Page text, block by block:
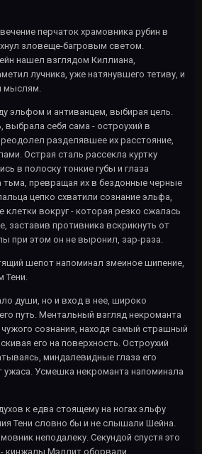
перчаток храмовника рубин в
зловеще-багровым светом.
нашел взглядом Киллиана,
лучника, уже натянувшего тетиву, и
мыслям.
эльфом и антиванцем, выбирая цель.
выбрала себя сама - остроухий в
разделявшее их расстояние,
Острая сталь рассекла куртку
в полоску тонкие губы и глаза
превращая их в бездонные черные
цепко схватили сознание эльфа,
клетки вокруг - которая резко сжалась
заставив противника вскрикнуть от
при этом он не выронил, зар-раза.
шепот напоминал змеиное шипение,
души, но и вход в нее, широко
путь. Ментальный взгляд некроманта
чужого сознания, находя самый страшный
его на поверхность. Остроухий
миндалевидные глаза его
Усмешка некроманта напоминала
к едва стоящему на ногах эльфу
Тени словно бы и не слышали Шейна.
неподалеку. Секундой спустя это
- кинжалы Мэллит оборвали